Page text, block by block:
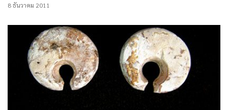
8 ธันวาคม 2011